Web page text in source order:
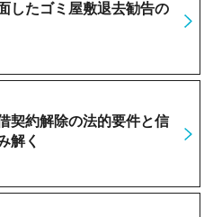
したゴミ屋敷退去勧告の
契約解除の法的要件と信
解く